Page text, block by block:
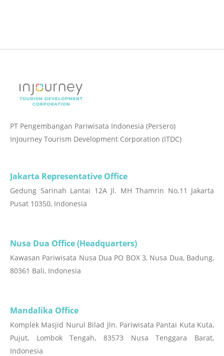
PT Pengembangan Pariwisata Indonesia (Persero)
InJourney Tourism Development Corporation (ITDC)
Jakarta Representative Office
Gedung Sarinah Lantai 12A Jl. MH Thamrin No.11 Jakarta
Pusat 10350, Indonesia
Nusa Dua Office (Headquarters)
Kawasan Pariwisata Nusa Dua PO BOX 3, Nusa Dua, Badung,
80361 Bali, Indonesia
Mandalika Office
Komplek Masjid Nurul Bilad Jln. Pariwisata Pantai Kuta Kuta,
Pujut, Lombok Tengah, 83573 Nusa Tenggara Barat,
Indonesia